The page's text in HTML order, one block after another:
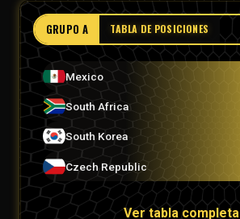
GRUPO A TABLA DE POSICIONES
Mexico
South Africa
South Korea
Czech Republic
Ver tabla completa